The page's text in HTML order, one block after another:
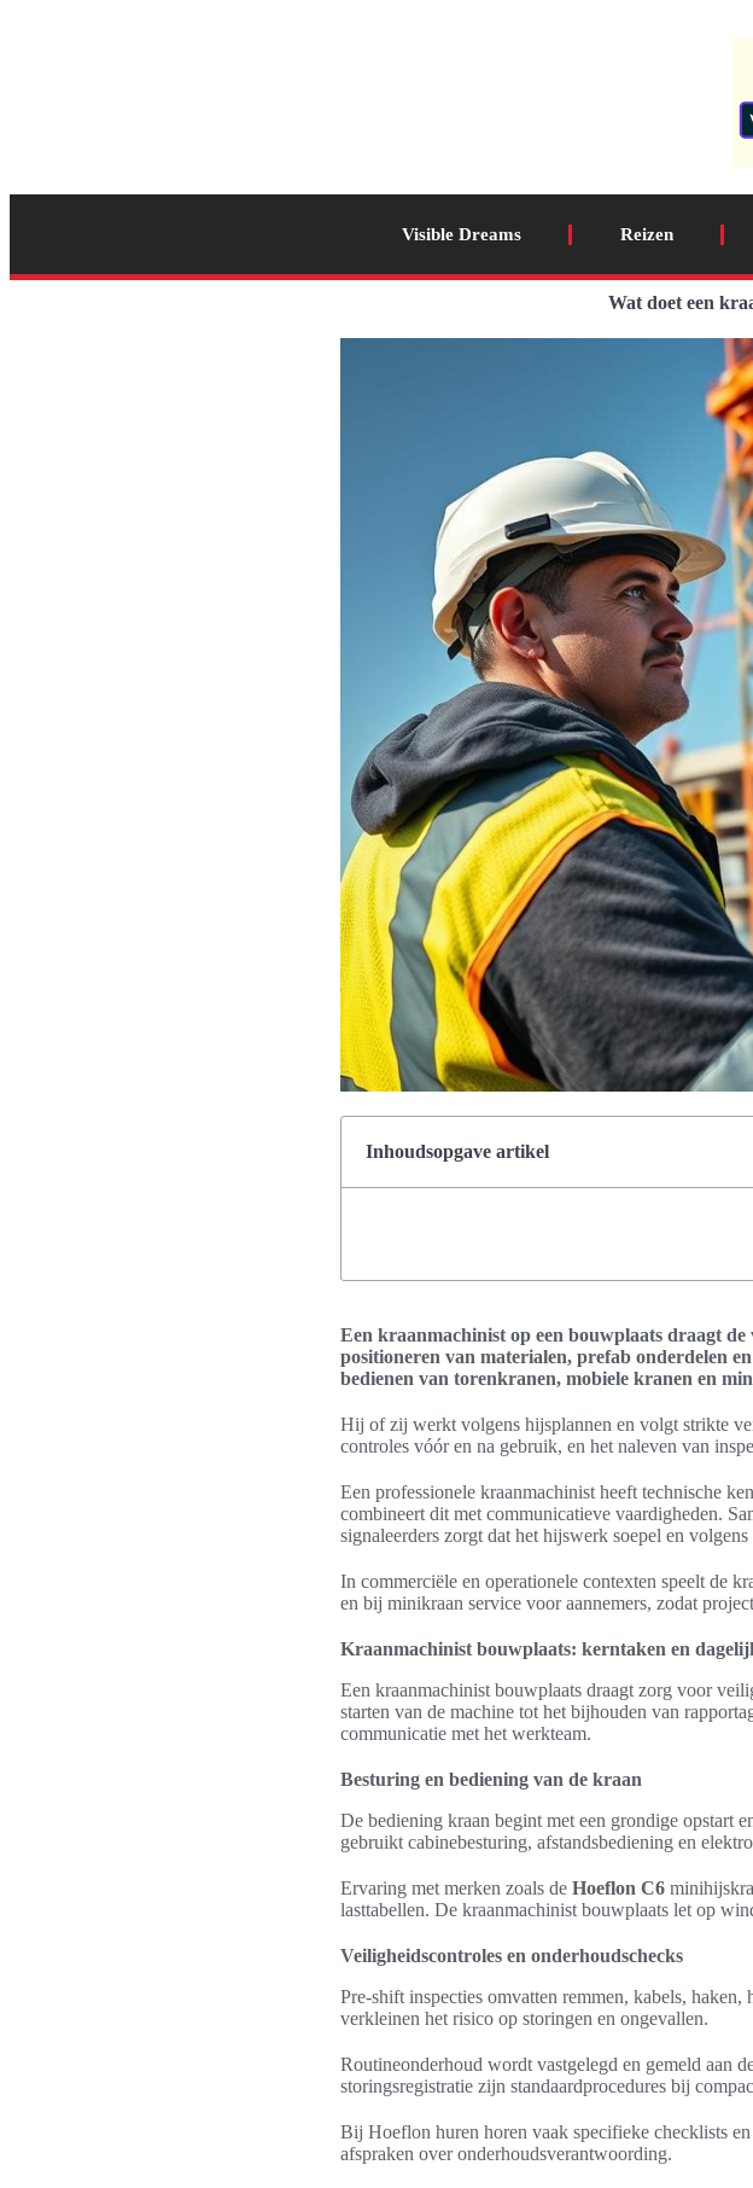
Visible Dreams Reizen
Wat doet een
Inhoudsopgave artikel
Een kraanmachinist op een bouwplaats draagt
positioneren van materialen, prefab onderdelen
bedienen van torenkranen, mobiele kranen en
Hij of zij werkt volgens hijsplannen en volgt strikte
controles vóór en na gebruik, en het naleven van
Een professionele kraanmachinist heeft technische
combineert dit met communicatieve vaardigheden.
signaleerders zorgt dat het hijswerk soepel en
In commerciële en operationele contexten speelt de
en bij minikraan service voor aannemers, zodat
Kraanmachinist bouwplaats: kerntaken en
Een kraanmachinist bouwplaats draagt zorg voor
starten van de machine tot het bijhouden van
communicatie met het werkteam.
Besturing en bediening van de kraan
De bediening kraan begint met een grondige opstart
gebruikt cabinebesturing, afstandsbediening en
Ervaring met merken zoals de Hoeflon C6
lasttabellen. De kraanmachinist bouwplaats let op
Veiligheidscontroles en onderhoudschecks
Pre-shift inspecties omvatten remmen, kabels,
verkleinen het risico op storingen en ongevallen.
Routineonderhoud wordt vastgelegd en gemeld aan
storingsregistratie zijn standaardprocedures bij
Bij Hoeflon huren horen vaak specifieke checklists
afspraken over onderhoudsverantwoording.